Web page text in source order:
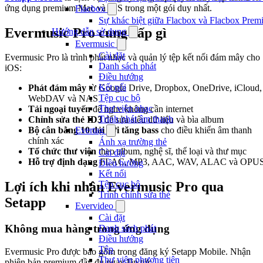
Flacbox
Sự khác biệt giữa Flacbox và Flacbox
Hướng dẫn sử dụng
Evermusic
Cài đặt
Danh sách phát
Điều hướng
Kết nối
Tệp cục bộ
Thư viện nhạc
Trình phát âm thanh
Evertag
Ánh xạ trường thẻ
Cài đặt
Điều hướng
Kết nối
Tệp cục bộ
Trình chỉnh sửa thẻ
Evervideo
Cài đặt
Danh sách phát
Điều hướng
Tệp
Thư viện phương tiện
ứng dụng premium Mac và iOS trong một gói duy nhất.
Evermusic Pro cung cấp gì
Evermusic Pro là trình phát nhạc và quản lý tệp kết nối đám mây cho
iOS:
Phát đám mây từ Google Drive, Dropbox, OneDrive, iCloud,
WebDAV và NAS
Tải ngoại tuyếnđể nghe không cần internet
Chỉnh sửa thẻ ID3để sửa siêu dữ liệu và bìa album
Bộ cân bằng 10 dải với tăng bass cho điều khiển âm thanh
chính xác
Tổ chức thư viện theo album, nghệ sĩ, thể loại và thư mục
Hỗ trợ định dạngFLAC, MP3, AAC, WAV, ALAC và
Lợi ích khi nhận Evermusic Pro qua
Setapp
Không mua hàng trong ứng dụng
Evermusic Pro được bao gồm trong đăng ký Setapp Mobile. Nhận